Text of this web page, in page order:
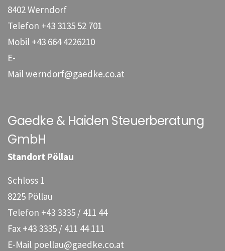
8402 Werndorf
Telefon +43 3135 52 701
Mobil +43 664 4226210
E-
Mail werndorf@gaedke.co.at
Gaedke & Haiden Steuerberatung
GmbH
Standort Pöllau
Schloss 1
8225 Pöllau
Telefon +43 3335 / 411 44
Fax +43 3335 / 411 44 111
E-Mail poellau@gaedke.co.at